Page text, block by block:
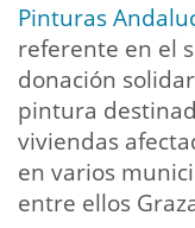
Pinturas
referente en el
donación
pintura
viviendas
en varios
entre ellos